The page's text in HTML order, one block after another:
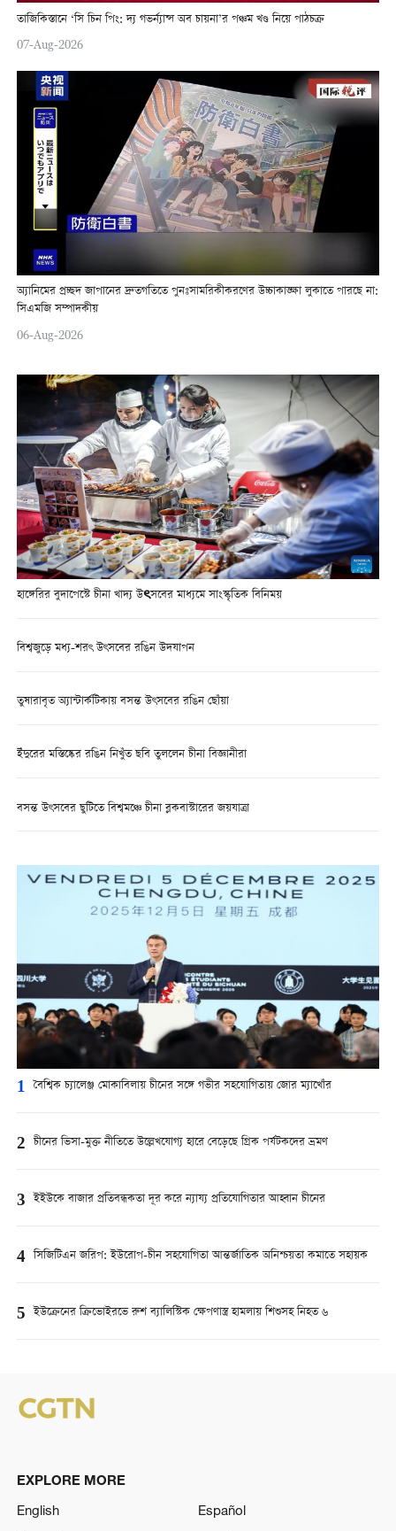
তাজিকিস্তানে ‘সি চিন পিং: দ্য গভর্ন্যান্স অব চায়না’র পঞ্চম খণ্ড নিয়ে পাঠচক্র
07-Aug-2026
অ্যানিমের প্রচ্ছদ জাপানের দ্রুতগতিতে পুনঃসামরিকীকরণের উচ্চাকাঙ্ক্ষা লুকাতে পারছে না:
সিএমজি সম্পাদকীয়
06-Aug-2026
হাঙ্গেরির বুদাপেস্টে চীনা খাদ্য উৎসবের মাধ্যমে সাংস্কৃতিক বিনিময়
বিশ্বজুড়ে মধ্য-শরৎ উৎসবের রঙিন উদযাপন
তুষারাবৃত অ্যান্টার্কটিকায় বসন্ত উৎসবের রঙিন ছোঁয়া
ইঁদুরের মস্তিষ্কের রঙিন নিখুঁত ছবি তুললেন চীনা বিজ্ঞানীরা
বসন্ত উৎসবের ছুটিতে বিশ্বমঞ্চে চীনা ব্লকবাস্টারের জয়যাত্রা
1 বৈশ্বিক চ্যালেঞ্জ মোকাবিলায় চীনের সঙ্গে গভীর সহযোগিতায় জোর ম্যাখোঁর
2 চীনের ভিসা-মুক্ত নীতিতে উল্লেখযোগ্য হারে বেড়েছে গ্রিক পর্যটকদের ভ্রমণ
3 ইইউকে বাজার প্রতিবন্ধকতা দূর করে ন্যায্য প্রতিযোগিতার আহ্বান চীনের
4 সিজিটিএন জরিপ: ইউরোপ-চীন সহযোগিতা আন্তর্জাতিক অনিশ্চয়তা কমাতে সহায়ক
5 ইউক্রেনের ক্রিভোইরভে রুশ ব্যালিস্টিক ক্ষেপণাস্ত্র হামলায় শিশুসহ নিহত ৬
EXPLORE MORE
English
Español